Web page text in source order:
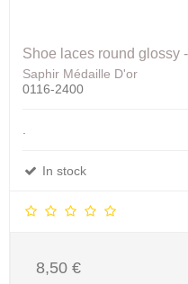
Shoe laces round glossy
Saphir Médaille D'or
0116-2400
In stock
8,50 €